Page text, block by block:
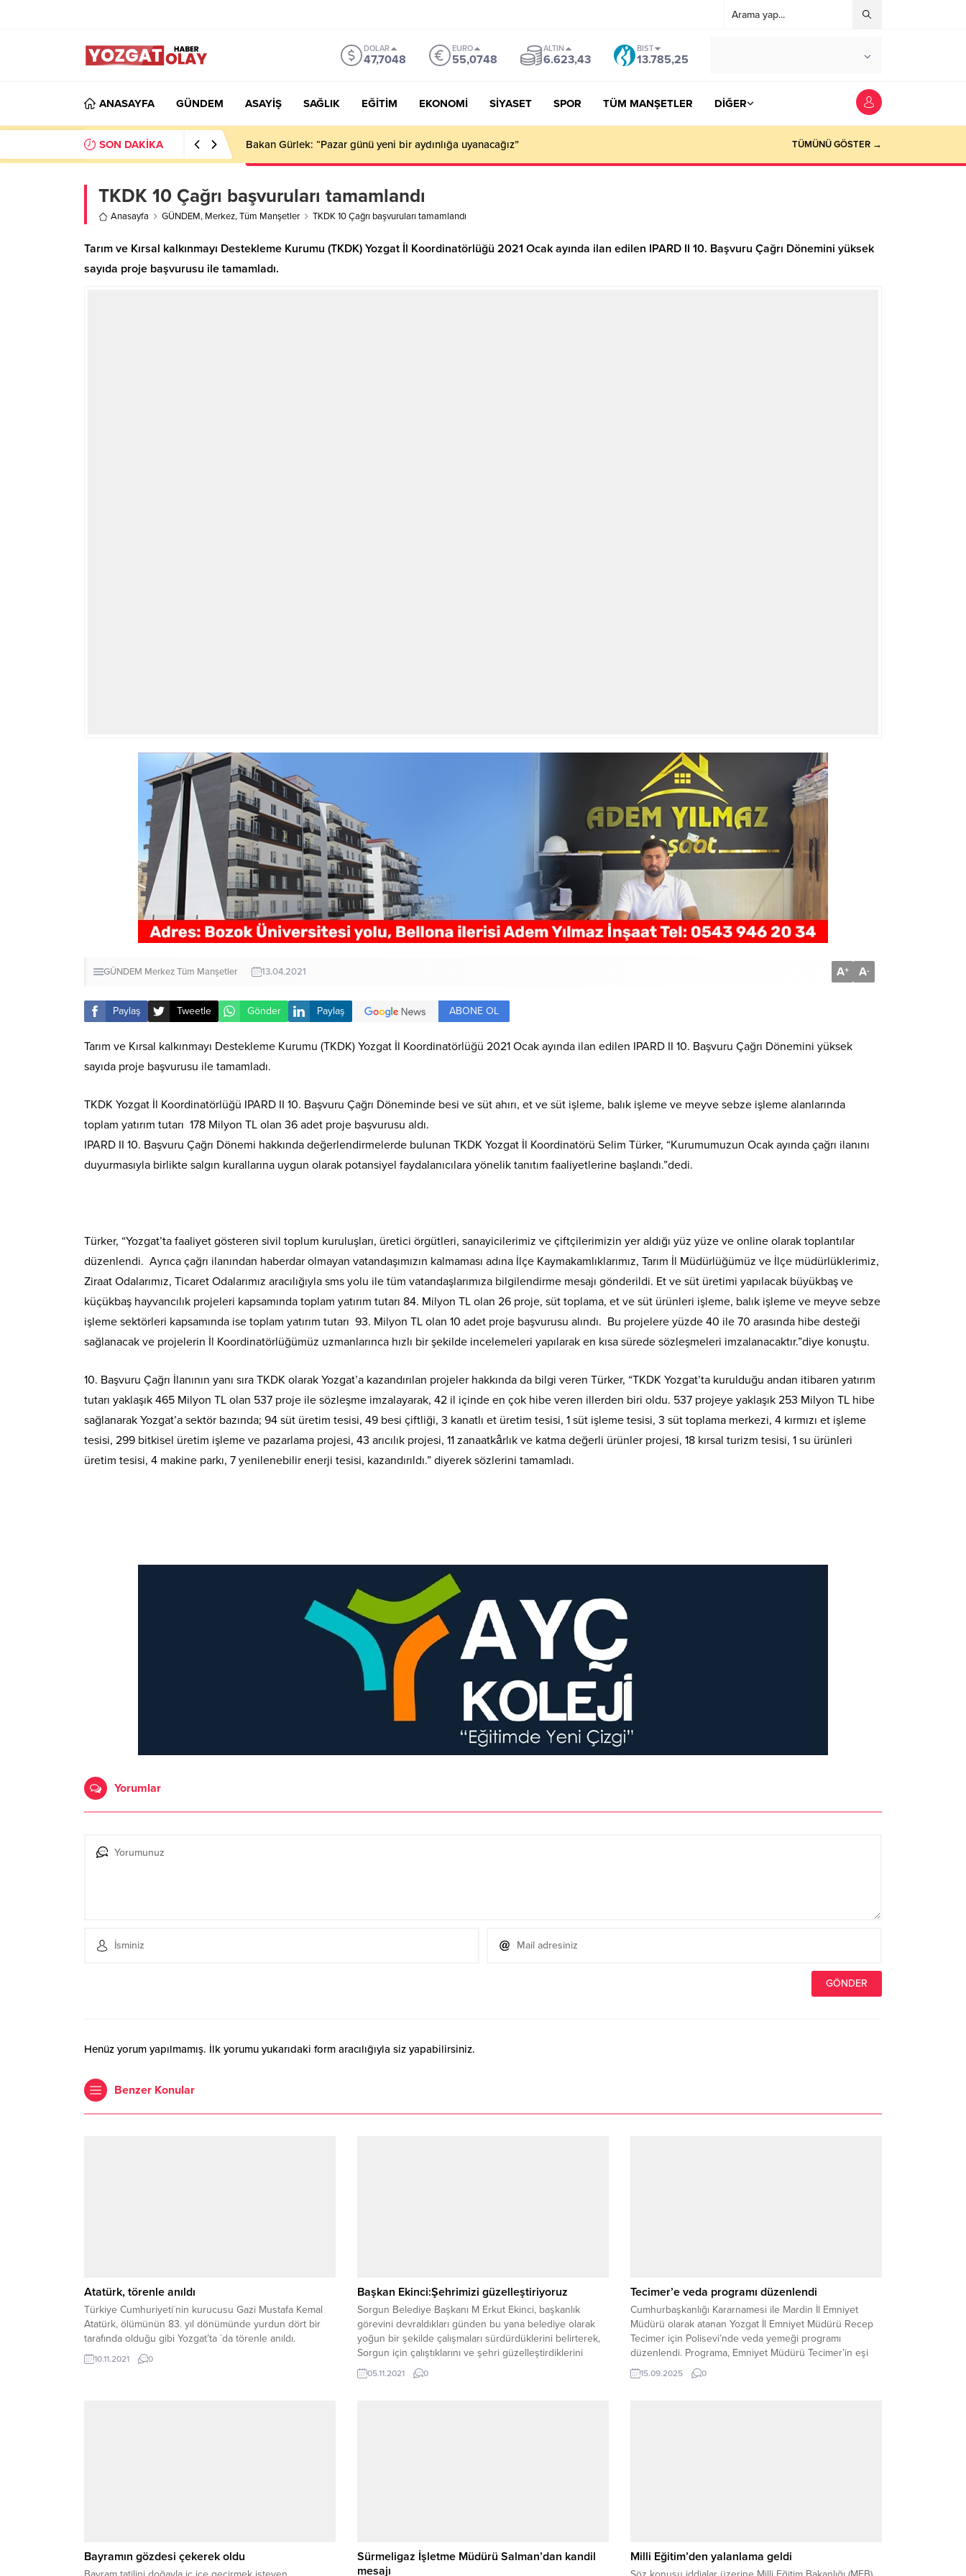
DOLAR
47,7048
EURO
55,0748
ALTIN
6.623,43
BIST
13.785,25
ANASAYFA GÜNDEM ASAYİŞ SAĞLIK EĞİTİM EKONOMİ SİYASET SPOR TÜM MANŞETLER DİĞER
SON DAKİKA Bakan Gürlek: “Pazar günü yeni bir aydınlığa uyanacağız” TÜMÜNÜ GÖSTER →
TKDK 10 Çağrı başvuruları tamamlandı
Anasayfa GÜNDEM, Merkez,Tüm Manşetler TKDK 10 Çağrı başvuruları tamamlandı
Tarım ve Kırsal kalkınmayı Destekleme Kurumu (TKDK) Yozgat İl Koordinatörlüğü 2021 Ocak ayında ilan edilen IPARD II 10. Başvuru Çağrı Dönemini yüksek
sayıda proje başvurusu ile tamamladı.
GÜNDEM MerkezTüm Manşetler 13.04.2021 A+ A-
Paylaş Tweetle Gönder Paylaş ABONE OL
Tarım ve Kırsal kalkınmayı Destekleme Kurumu (TKDK) Yozgat İl Koordinatörlüğü 2021 Ocak ayında ilan edilen IPARD II 10. Başvuru Çağrı Dönemini yüksek
sayıda proje başvurusu ile tamamladı.
TKDK Yozgat İl Koordinatörlüğü IPARD II 10. Başvuru Çağrı Döneminde besi ve süt ahırı, et ve süt işleme, balık işleme ve meyve sebze işleme alanlarında
toplam yatırım tutarı 178 Milyon TL olan 36 adet proje başvurusu aldı.
IPARD II 10. Başvuru Çağrı Dönemi hakkında değerlendirmelerde bulunan TKDK Yozgat İl Koordinatörü Selim Türker, “Kurumumuzun Ocak ayında çağrı ilanını
duyurmasıyla birlikte salgın kurallarına uygun olarak potansiyel faydalanıcılara yönelik tanıtım faaliyetlerine başlandı.”dedi.
Türker, “Yozgat’ta faaliyet gösteren sivil toplum kuruluşları, üretici örgütleri, sanayicilerimiz ve çiftçilerimizin yer aldığı yüz yüze ve online olarak toplantılar
düzenlendi. Ayrıca çağrı ilanından haberdar olmayan vatandaşımızın kalmaması adına İlçe Kaymakamlıklarımız, Tarım İl Müdürlüğümüz ve İlçe müdürlüklerimiz,
Ziraat Odalarımız, Ticaret Odalarımız aracılığıyla sms yolu ile tüm vatandaşlarımıza bilgilendirme mesajı gönderildi. Et ve süt üretimi yapılacak büyükbaş ve
küçükbaş hayvancılık projeleri kapsamında toplam yatırım tutarı 84. Milyon TL olan 26 proje, süt toplama, et ve süt ürünleri işleme, balık işleme ve meyve sebze
işleme sektörleri kapsamında ise toplam yatırım tutarı 93. Milyon TL olan 10 adet proje başvurusu alındı. Bu projelere yüzde 40 ile 70 arasında hibe desteği
sağlanacak ve projelerin İl Koordinatörlüğümüz uzmanlarınca hızlı bir şekilde incelemeleri yapılarak en kısa sürede sözleşmeleri imzalanacaktır.”diye konuştu.
10. Başvuru Çağrı İlanının yanı sıra TKDK olarak Yozgat’a kazandırılan projeler hakkında da bilgi veren Türker, “TKDK Yozgat’ta kurulduğu andan itibaren yatırım
tutarı yaklaşık 465 Milyon TL olan 537 proje ile sözleşme imzalayarak, 42 il içinde en çok hibe veren illerden biri oldu. 537 projeye yaklaşık 253 Milyon TL hibe
sağlanarak Yozgat’a sektör bazında; 94 süt üretim tesisi, 49 besi çiftliği, 3 kanatlı et üretim tesisi, 1 süt işleme tesisi, 3 süt toplama merkezi, 4 kırmızı et işleme
tesisi, 299 bitkisel üretim işleme ve pazarlama projesi, 43 arıcılık projesi, 11 zanaatkârlık ve katma değerli ürünler projesi, 18 kırsal turizm tesisi, 1 su ürünleri
üretim tesisi, 4 makine parkı, 7 yenilenebilir enerji tesisi, kazandırıldı.” diyerek sözlerini tamamladı.
Yorumlar
Henüz yorum yapılmamış. İlk yorumu yukarıdaki form aracılığıyla siz yapabilirsiniz.
Benzer Konular
Atatürk, törenle anıldı
Türkiye Cumhuriyeti´nin kurucusu Gazi Mustafa Kemal
Atatürk, ölümünün 83. yıl dönümünde yurdun dört bir
tarafında olduğu gibi Yozgat’ta ´da törenle anıldı.
10.11.2021 0
Başkan Ekinci:Şehrimizi güzelleştiriyoruz
Sorgun Belediye Başkanı M Erkut Ekinci, başkanlık
görevini devraldıkları günden bu yana belediye olarak
yoğun bir şekilde çalışmaları sürdürdüklerini belirterek,
Sorgun için çalıştıklarını ve şehri güzelleştirdiklerini
söyledi.
05.11.2021 0
Tecimer’e veda programı düzenlendi
Cumhurbaşkanlığı Kararnamesi ile Mardin İl Emniyet
Müdürü olarak atanan Yozgat İl Emniyet Müdürü Recep
Tecimer için Polisevi’nde veda yemeği programı
düzenlendi. Programa, Emniyet Müdürü Tecimer’in eşi
Sevda Tecimer, Yozgat Asayiş ve Güvenlik Hizmetlerini
Destekleme Derneği ile Yozgat Polis Eşleri Derneği
15.09.2025 0
Bayramın gözdesi çekerek oldu
Sürmeligaz İşletme Müdürü Salman’dan kandil
mesajı
Milli Eğitim’den yalanlama geldi